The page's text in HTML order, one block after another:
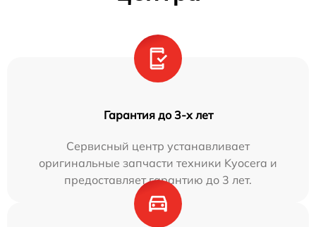
Гарантия до 3-х лет
Сервисный центр устанавливает
оригинальные запчасти техники Kyocera и
предоставляет гарантию до 3 лет.